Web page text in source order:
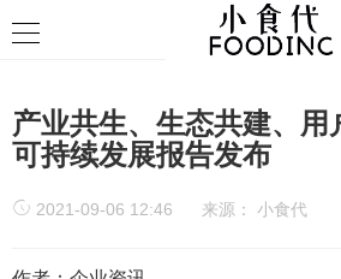
产业共生、生态共建、用
可持续发展报告发布
2021-09-06 12:46 来源： 小食代